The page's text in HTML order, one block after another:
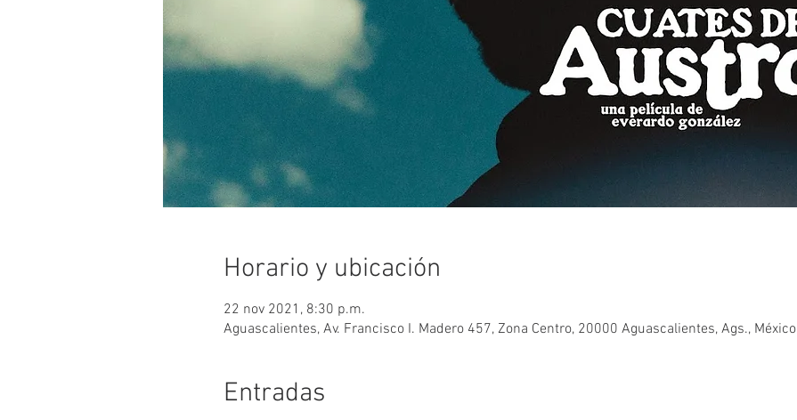
Horario y ubicación
22 nov 2021, 8:30 p.m.
Aguascalientes, Av. Francisco I. Madero 457, Zona Centro, 20000 Aguascalientes, Ags., México
Entradas